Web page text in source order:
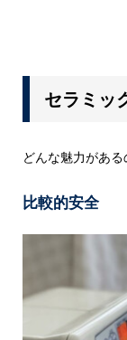
セラミッ
どんな魅力がある
比較的安全